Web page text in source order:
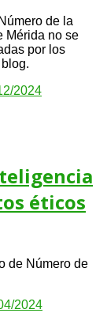
de la
Mérida no se
por los
2024
éticos
de Número de
2024